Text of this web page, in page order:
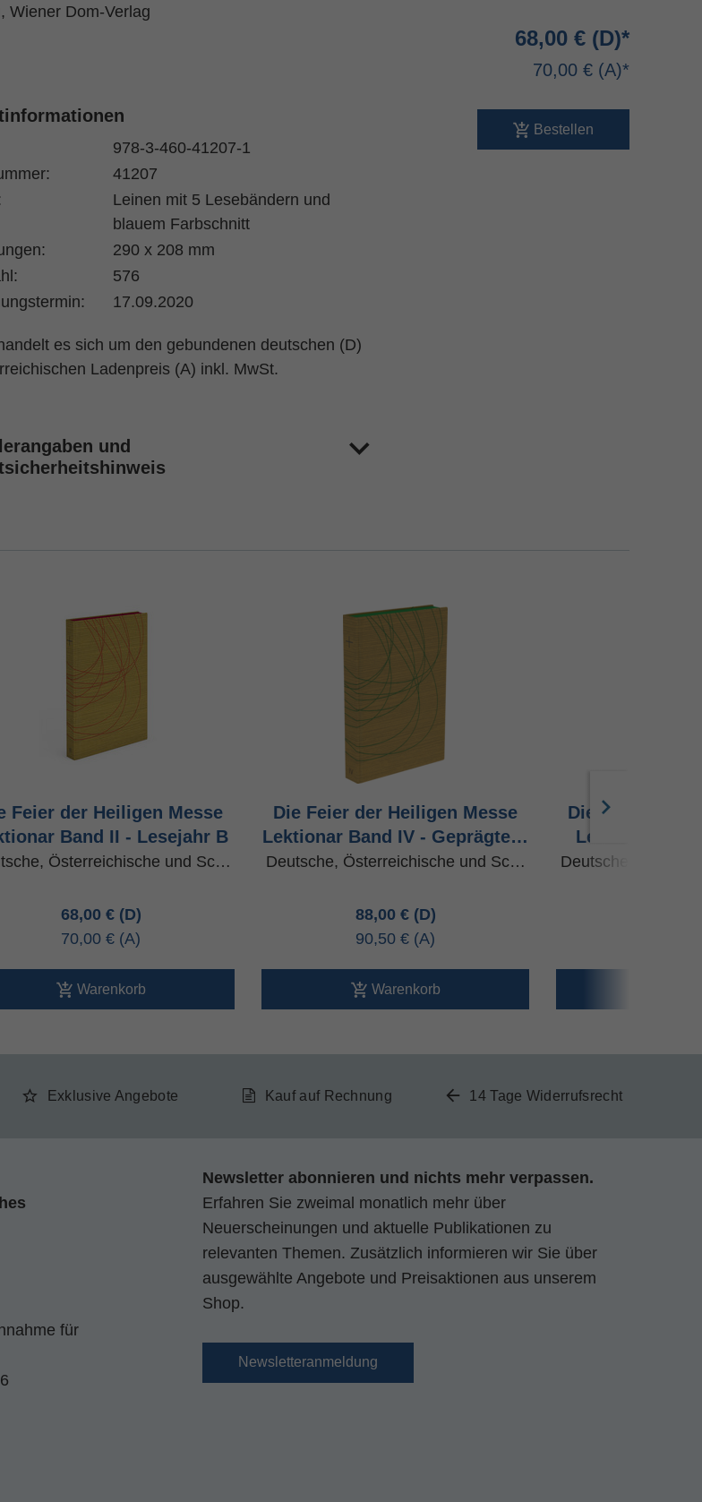
Wiener Dom-Verlag
68,00 €
70,00 €
Bestellen
978-3-460-41207-1
41207
Leinen mit 5 Lesebändern und
blauem Farbschnitt
290 x 208 mm
576
17.09.2020
es sich um den gebundenen deutschen (D)
Ladenpreis (A) inkl. MwSt.
und
Feier der Heiligen Messe
Band II - Lesejahr B
Österreichische und Sc…
68,00 €
70,00 €
Warenkorb
Die Feier der Heiligen Messe
Lektionar Band IV - Geprägte…
Deutsche, Österreichische und Sc…
88,00 €
90,50 €
Warenkorb
Die Feier der
Lektionar V -
Deutsche,
Exklusive Angebote Kauf auf Rechnung 14 Tage Widerrufsrecht
für
Newsletter abonnieren und nichts mehr verpassen.
Erfahren Sie zweimal monatlich mehr über
Neuerscheinungen und aktuelle Publikationen zu
relevanten Themen. Zusätzlich informieren wir Sie über
ausgewählte Angebote und Preisaktionen aus unserem
Shop.
Newsletteranmeldung